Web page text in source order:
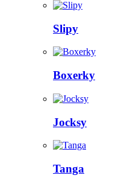
Slipy
Boxerky
Jocksy
Tanga